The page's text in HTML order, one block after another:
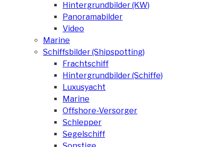
Hintergrundbilder (KW)
Panoramabilder
Video
Marine
Schiffsbilder (Shipspotting)
Frachtschiff
Hintergrundbilder (Schiffe)
Luxusyacht
Marine
Offshore-Versorger
Schlepper
Segelschiff